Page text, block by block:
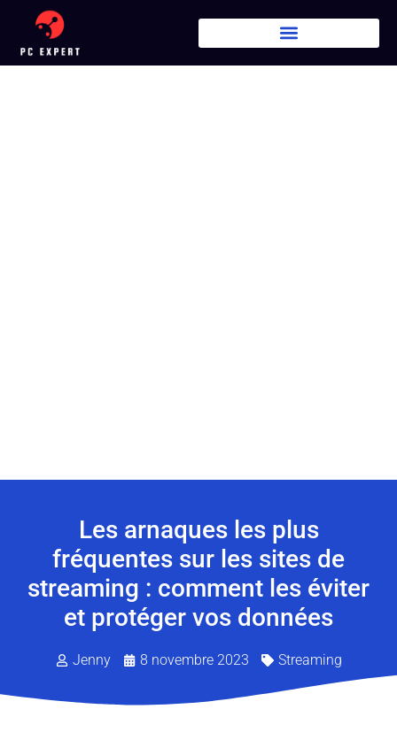
Les arnaques les plus
fréquentes sur les sites de
streaming : comment les éviter
et protéger vos données
Jenny 8 novembre 2023 Streaming